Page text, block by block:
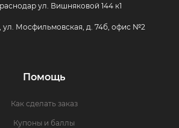
ул. Вишняковой 144 к1
ул. Мосфильмовская, д. 74б, офис №2
Помощь
Как сделать заказ
Купоны и баллы